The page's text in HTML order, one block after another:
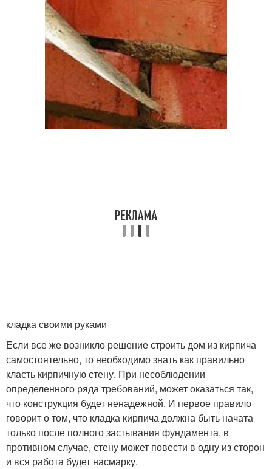
кладка своими руками
Если все же возникло решение строить дом из кирпича
самостоятельно, то необходимо знать как правильно
класть кирпичную стену. При несоблюдении
определенного ряда требований, может оказаться так,
что конструкция будет ненадежной. И первое правило
говорит о том, что кладка кирпича должна быть начата
только после полного застывания фундамента, в
противном случае, стену может повести в одну из сторон
и вся работа будет насмарку.